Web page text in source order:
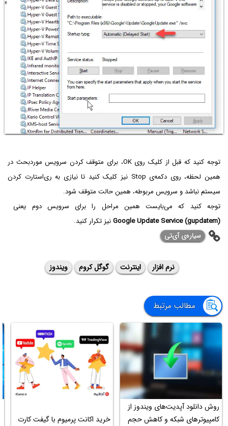
توجه کنید که قبل از کلیک روی OK، برای متوقف کردن سرویس موردبحث در
همین لحظه، روی دکمه‌ی Stop نیز کلیک کنید تا نیازی به ری‌استارت کردن
سیستم نباشد و سرویس مربوطه، همین حالت متوقف شود.
توجه کنید که می‌بایست همین مراحل را برای سرویس دوم یعنی
Google Update Service (gupdatem)نیز تکرار کنید.
سیاره‌ی ‌آی‌تی
نرم افزار اینترنت گوگل کروم ویندوز
مطالب مرتبط
روش دانلود آپدیت‌های ویندوز از
کامپیوترهای شبکه و کاهش حجم
خرید اکانت پرمیوم با گیفت کارت